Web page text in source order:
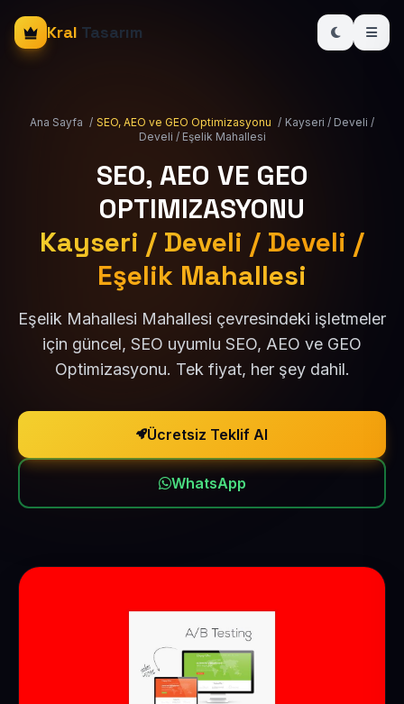
Kral Tasarım
Ana Sayfa / SEO, AEO ve GEO Optimizasyonu / Kayseri / Develi /
Develi / Eşelik Mahallesi
SEO, AEO VE GEO
OPTIMIZASYONU
Kayseri / Develi / Develi /
Eşelik Mahallesi
Eşelik Mahallesi Mahallesi çevresindeki işletmeler
için güncel, SEO uyumlu SEO, AEO ve GEO
Optimizasyonu. Tek fiyat, her şey dahil.
Ücretsiz Teklif Al
WhatsApp